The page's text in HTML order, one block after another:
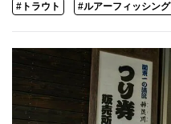
#トラウト #ルアーフィッシング